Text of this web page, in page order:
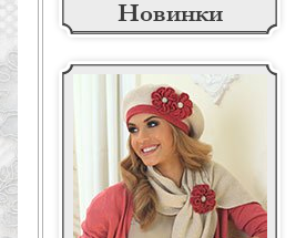
Новинки